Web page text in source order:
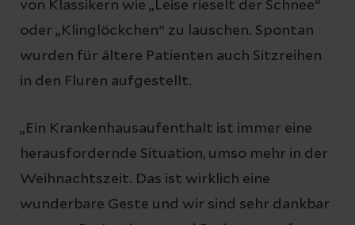
von Klassikern wie „Leise rieselt der Schnee“
oder „Klinglöckchen“ zu lauschen. Spontan
wurden für ältere Patienten auch Sitzreihen
in den Fluren aufgestellt.
„Ein Krankenhausaufenthalt ist immer eine
herausfordernde Situation, umso mehr in der
Weihnachtszeit. Das ist wirklich eine
wunderbare Geste und wir sind sehr dankbar